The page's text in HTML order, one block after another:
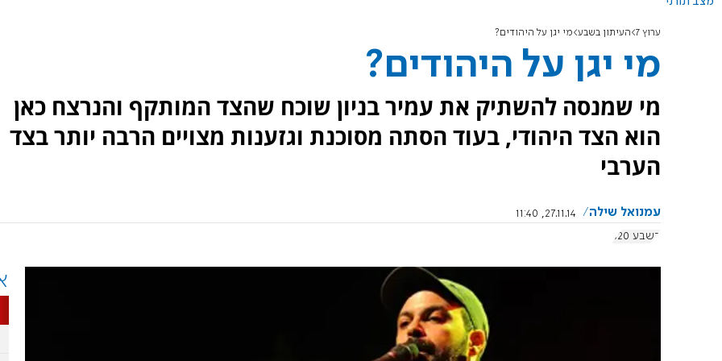
ערוץ 7 העיתון בשבע מי יגן על היהודים?
מי יגן על היהודים?
מי שמנסה להשתיק את עמיר בניון שוכח שהצד המותקף והנרצח כאן
הוא הצד היהודי, בעוד הסתה מסוכנת וגזענות מצויים הרבה יותר בצד
הערבי
עמנואל שילה
27.11.14, 11:40
בשבע 620